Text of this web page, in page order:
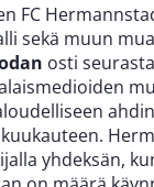
FC
sekä muun
osti
yhdeksän,